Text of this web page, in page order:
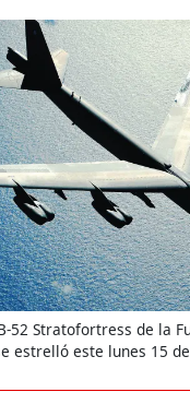
52 Stratofortress de la
estrelló este lunes 15